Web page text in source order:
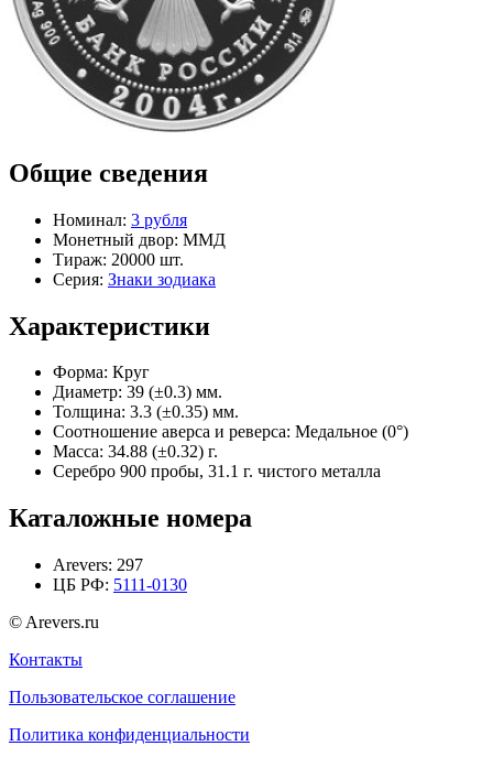
Общие сведения
Номинал: 3 рубля
Монетный двор: ММД
Тираж: 20000 шт.
Серия: Знаки зодиака
Характеристики
Форма: Круг
Диаметр: 39 (±0.3) мм.
Толщина: 3.3 (±0.35) мм.
Соотношение аверса и реверса: Медальное (0°)
Масса: 34.88 (±0.32) г.
Серебро 900 пробы, 31.1 г. чистого металла
Каталожные номера
Arevers: 297
ЦБ РФ: 5111-0130
© Arevers.ru
Контакты
Пользовательское соглашение
Политика конфиденциальности